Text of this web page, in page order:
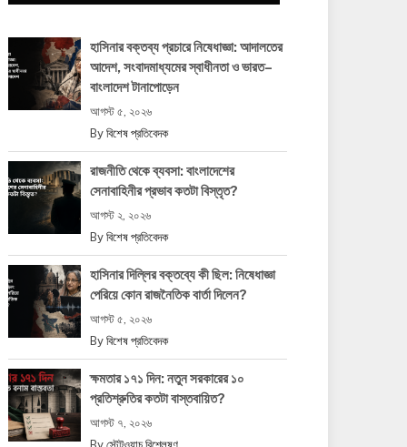
হাসিনার বক্তব্য প্রচারে নিষেধাজ্ঞা: আদালতের
আদেশ, সংবাদমাধ্যমের স্বাধীনতা ও ভারত–
বাংলাদেশ টানাপোড়েন
আগস্ট ৫, ২০২৬
By বিশেষ প্রতিবেদক
রাজনীতি থেকে ব্যবসা: বাংলাদেশের
সেনাবাহিনীর প্রভাব কতটা বিস্তৃত?
আগস্ট ২, ২০২৬
By বিশেষ প্রতিবেদক
হাসিনার দিল্লির বক্তব্যে কী ছিল: নিষেধাজ্ঞা
পেরিয়ে কোন রাজনৈতিক বার্তা দিলেন?
আগস্ট ৫, ২০২৬
By বিশেষ প্রতিবেদক
ক্ষমতার ১৭১ দিন: নতুন সরকারের ১০
প্রতিশ্রুতির কতটা বাস্তবায়িত?
আগস্ট ৭, ২০২৬